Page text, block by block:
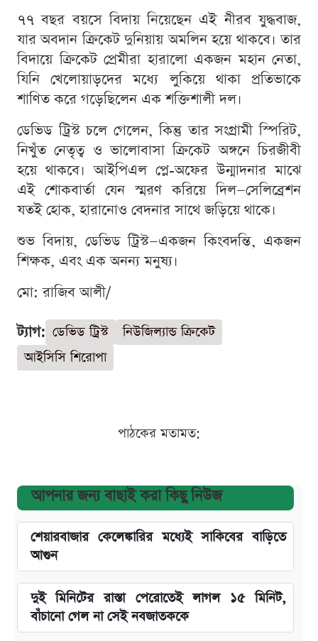
৭৭ বছর বয়সে বিদায় নিয়েছেন এই নীরব যুদ্ধবাজ,
যার অবদান ক্রিকেট দুনিয়ায় অমলিন হয়ে থাকবে। তার
বিদায়ে ক্রিকেট প্রেমীরা হারালো একজন মহান নেতা,
যিনি খেলোয়াড়দের মধ্যে লুকিয়ে থাকা প্রতিভাকে
শাণিত করে গড়েছিলেন এক শক্তিশালী দল।
ডেভিড ট্রিস্ট চলে গেলেন, কিন্তু তার সংগ্রামী স্পিরিট,
নিখুঁত নেতৃত্ব ও ভালোবাসা ক্রিকেট অঙ্গনে চিরজীবী
হয়ে থাকবে। আইপিএল প্লে-অফের উন্মাদনার মাঝে
এই শোকবার্তা যেন স্মরণ করিয়ে দিল—সেলিব্রেশন
যতই হোক, হারানোও বেদনার সাথে জড়িয়ে থাকে।
শুভ বিদায়, ডেভিড ট্রিস্ট—একজন কিংবদন্তি, একজন
শিক্ষক, এবং এক অনন্য মনুষ্য।
মো: রাজিব আলী/
ট্যাগ: ডেভিড ট্রিস্ট
নিউজিল্যান্ড ক্রিকেট
আইসিসি শিরোপা
পাঠকের মতামত:
আপনার জন্য বাছাই করা কিছু নিউজ
শেয়ারবাজার কেলেঙ্কারির মধ্যেই সাকিবের বাড়িতে
আগুন
দুই মিনিটের রাস্তা পেরোতেই লাগল ১৫ মিনিট,
বাঁচানো গেল না সেই নবজাতককে